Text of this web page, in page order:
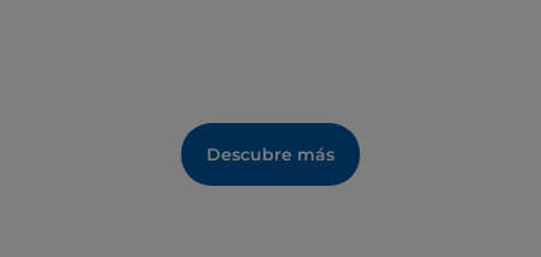
Descubre más